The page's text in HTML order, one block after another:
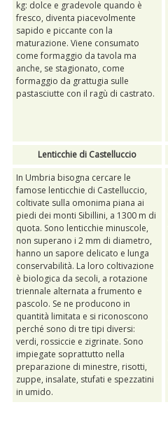
kg: dolce e gradevole quando è
fresco, diventa piacevolmente
sapido e piccante con la
maturazione. Viene consumato
come formaggio da tavola ma
anche, se stagionato, come
formaggio da grattugia sulle
pastasciutte con il ragù di castrato.
Lenticchie di Castelluccio
In Umbria bisogna cercare le
famose lenticchie di Castelluccio,
coltivate sulla omonima piana ai
piedi dei monti Sibillini, a 1300 m di
quota. Sono lenticchie minuscole,
non superano i 2 mm di diametro,
hanno un sapore delicato e lunga
conservabilità. La loro coltivazione
è biologica da secoli, a rotazione
triennale alternata a frumento e
pascolo. Se ne producono in
quantità limitata e si riconoscono
perché sono di tre tipi diversi:
verdi, rossiccie e zigrinate. Sono
impiegate soprattutto nella
preparazione di minestre, risotti,
zuppe, insalate, stufati e spezzatini
in umido.